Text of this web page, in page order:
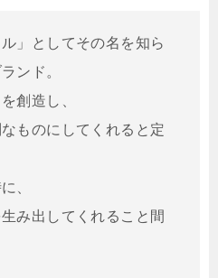
」としてその名を知ら
ンド。
創造し、
ものにしてくれると定
、
み出してくれること間